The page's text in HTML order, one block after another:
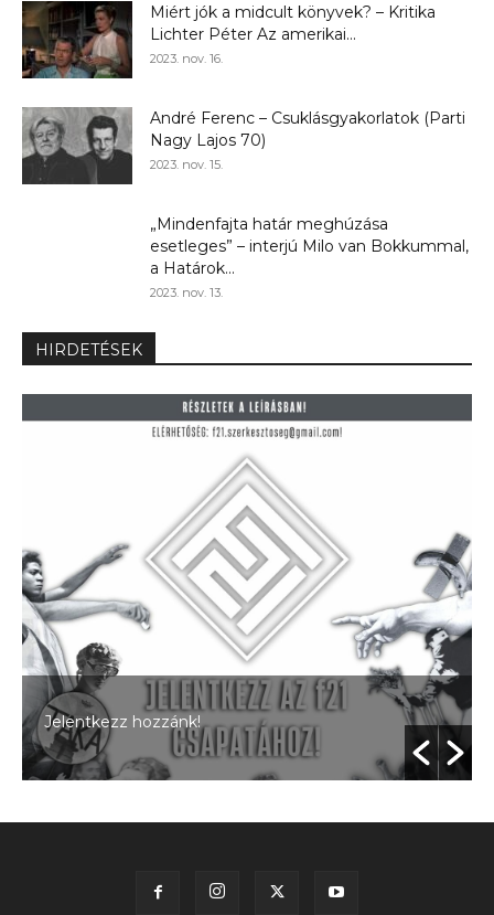
Miért jók a midcult könyvek? – Kritika
Lichter Péter Az amerikai...
2023. nov. 16.
André Ferenc – Csuklásgyakorlatok (Parti
Nagy Lajos 70)
2023. nov. 15.
„Mindenfajta határ meghúzása
esetleges” – interjú Milo van Bokkummal,
a Határok...
2023. nov. 13.
HIRDETÉSEK
Jelentkezz hozzánk!